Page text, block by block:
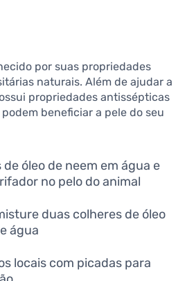
por suas propriedades
naturais. Além de ajudar a
propriedades antissépticas
beneficiar a pele do seu
óleo de neem em água e
no pelo do animal
duas colheres de óleo
água
locais com picadas para